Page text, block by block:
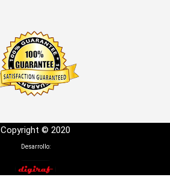
Copyright © 2020
Desarrollo: